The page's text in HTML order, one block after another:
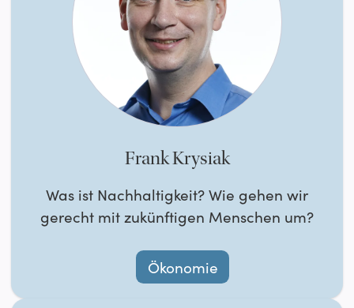
Frank Krysiak
Was ist Nachhaltigkeit? Wie gehen wir
gerecht mit zukünftigen Menschen um?
Ökonomie